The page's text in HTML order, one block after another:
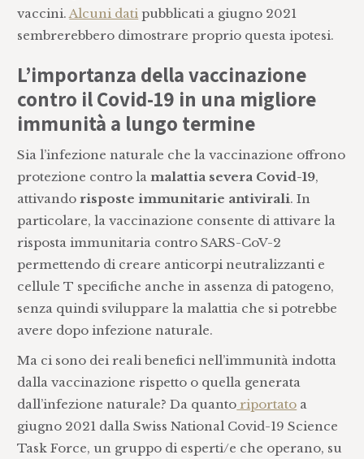
vaccini.Alcuni dati pubblicati a giugno 2021
sembrerebbero dimostrare proprio questa ipotesi.
L’importanza della vaccinazione
contro il Covid-19 in una migliore
immunità a lungo termine
Sia l’infezione naturale che la vaccinazione offrono
protezione contro lamalattia severa Covid-19,
attivando risposte immunitarie antivirali. In
particolare, la vaccinazione consente di attivare la
risposta immunitaria contro SARS-CoV-2
permettendo di creare anticorpi neutralizzanti e
cellule T specifiche anche in assenza di patogeno,
senza quindi sviluppare la malattia che si potrebbe
avere dopo infezione naturale.
Ma ci sono dei reali benefici nell’immunità indotta
dalla vaccinazione rispetto o quella generata
dall’infezione naturale? Da quanto riportato a
giugno 2021 dalla Swiss National Covid-19 Science
Task Force, un gruppo di esperti/e che operano, su